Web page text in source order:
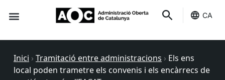
CA
Inici › Tramitació entre administracions › Els ens
local poden trametre els convenis i els encàrrecs de